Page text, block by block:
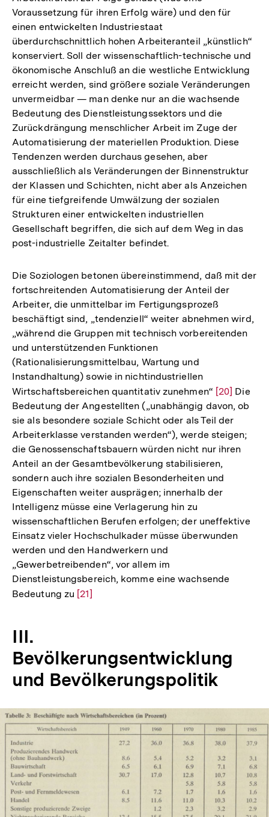
Voraussetzung für ihren Erfolg wäre) und den für
einen entwickelten Industriestaat
überdurchschnittlich hohen Arbeiteranteil „künstlich“
konserviert. Soll der wissenschaftlich-technische und
ökonomische Anschluß an die westliche Entwicklung
erreicht werden, sind größere soziale Veränderungen
unvermeidbar — man denke nur an die wachsende
Bedeutung des Dienstleistungssektors und die
Zurückdrängung menschlicher Arbeit im Zuge der
Automatisierung der materiellen Produktion. Diese
Tendenzen werden durchaus gesehen, aber
ausschließlich als Veränderungen der Binnenstruktur
der Klassen und Schichten, nicht aber als Anzeichen
für eine tiefgreifende Umwälzung der sozialen
Strukturen einer entwickelten industriellen
Gesellschaft begriffen, die sich auf dem Weg in das
post-industrielle Zeitalter befindet.
Die Soziologen betonen übereinstimmend, daß mit der
fortschreitenden Automatisierung der Anteil der
Arbeiter, die unmittelbar im Fertigungsprozeß
beschäftigt sind, „tendenziell“ weiter abnehmen wird,
„während die Gruppen mit technisch vorbereitenden
und unterstützenden Funktionen
(Rationalisierungsmittelbau, Wartung und
Instandhaltung) sowie in nichtindustriellen
Wirtschaftsbereichen quantitativ zunehmen“ Zur
Auflösung
der
Fußnote
[20] Die
Bedeutung der Angestellten („unabhängig davon, ob
sie als besondere soziale Schicht oder als Teil der
Arbeiterklasse verstanden werden“), werde steigen;
die Genossenschaftsbauern würden nicht nur ihren
Anteil an der Gesamtbevölkerung stabilisieren,
sondern auch ihre sozialen Besonderheiten und
Eigenschaften weiter ausprägen; innerhalb der
Intelligenz müsse eine Verlagerung hin zu
wissenschaftlichen Berufen erfolgen; der uneffektive
Einsatz vieler Hochschulkader müsse überwunden
werden und den Handwerkern und
„Gewerbetreibenden“, vor allem im
Dienstleistungsbereich, komme eine wachsende
Bedeutung zu Zur
[21]
III.
Bevölkerungsentwicklung
und Bevölkerungspolitik
Lightbox
öffnen